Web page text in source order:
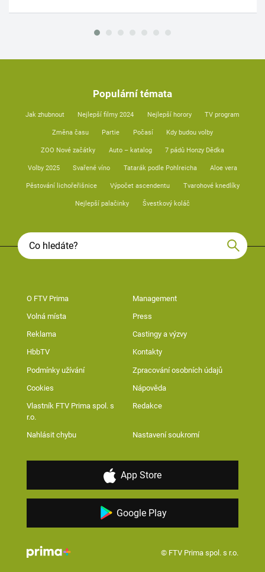
Populární témata
Jak zhubnout Nejlepší filmy 2024 Nejlepší horory TV program
Změna času Partie Počasí Kdy budou volby
ZOO Nové začátky Auto – katalog 7 pádů Honzy Dědka
Volby 2025 Svařené víno Tatarák podle Pohlreicha Aloe vera
Pěstování lichořeřišnice Výpočet ascendentu Tvarohové knedlíky
Nejlepší palačinky Švestkový koláč
O FTV Prima Management
Volná místa Press
Reklama Castingy a výzvy
HbbTV Kontakty
Podmínky užívání Zpracování osobních údajů
Cookies Nápověda
Vlastník FTV Prima spol. s
r.o.
Redakce
Nahlásit chybu Nastavení soukromí
App Store
Google Play
© FTV Prima spol. s r.o.